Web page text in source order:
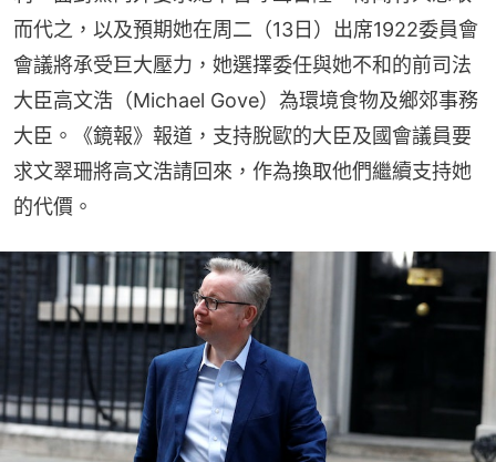
而代之，以及預期她在周二（13日）出席1922委員會
會議將承受巨大壓力，她選擇委任與她不和的前司法
大臣高文浩（Michael Gove）為環境食物及鄉郊事務
大臣。《鏡報》報道，支持脫歐的大臣及國會議員要
求文翠珊將高文浩請回來，作為換取他們繼續支持她
的代價。